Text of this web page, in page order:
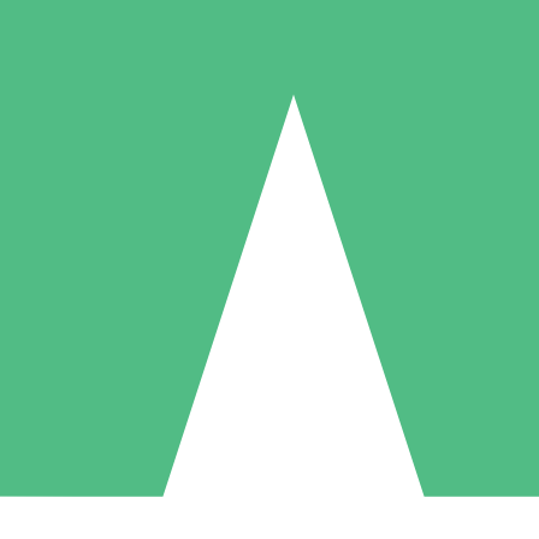
Individuelle Credit-Pakete
nach Bedarf mit Download-Credits. Keine monatliche Verpflichtung